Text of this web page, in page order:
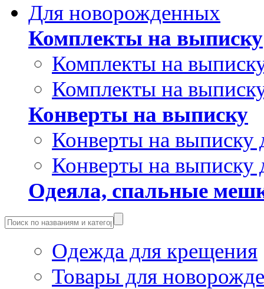
Для новорожденных
Комплекты на выписку
Комплекты на
Комплекты на
Конверты на выписку
Конверты на выписку
Конверты на выписку
Одеяла, спальные
Одежда для крещения
Товары для